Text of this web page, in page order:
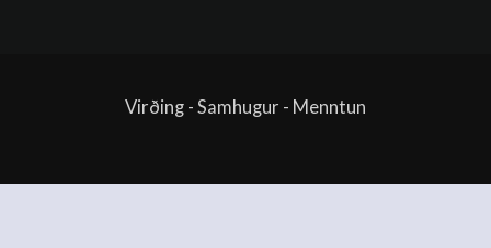
Virðing - Samhugur - Menntun